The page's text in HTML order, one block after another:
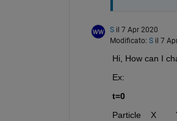
S il 7 Apr 2020
Modificato: S il 7
Hi, How can I
Ex:
t=0
Particle    X